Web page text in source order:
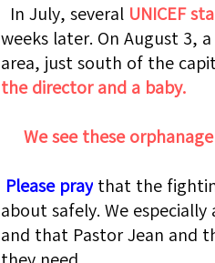
In July, several UNICEF
weeks later. On August 3,
area, just south of the
the director and a baby.
We see these
Please pray that the
about safely. We
and that Pastor Jean and